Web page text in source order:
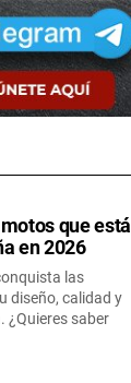
que está
en 2026
las
diseño, calidad y
¿Quieres saber